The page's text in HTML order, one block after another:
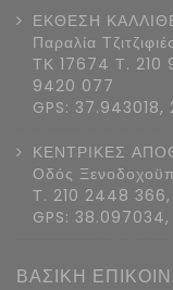
ΕΚΘΕΣΗ
Παραλία
ΤΚ 17674 Τ. 210
9420 077
GPS: 37.943018,
ΚΕΝΤΡΙΚΕΣ
Οδός
Τ. 210 2448
GPS:
ΒΑΣΙΚΗ